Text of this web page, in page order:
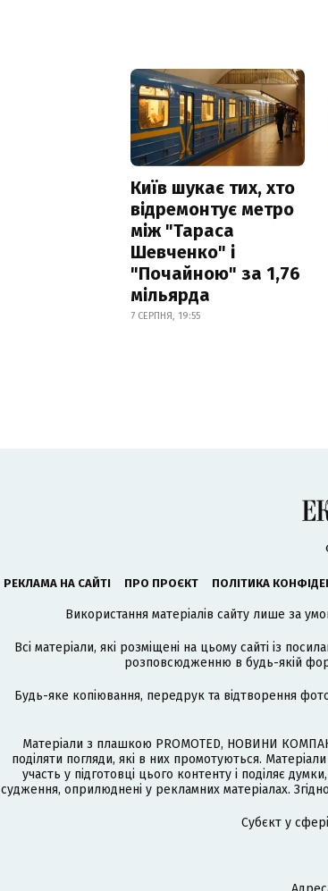
Київ шукає тих, хто
відремонтує метро
між "Тараса
Шевченко" і
"Почайною" за 1,76
мільярда
7 СЕРПНЯ, 19:55
РЕКЛАМА НА САЙТІ ПРО ПРОЄКТ ПОЛІТИКА
Використання матеріалів сайту лише за
Всі матеріали, які розміщені на цьому сайті із
розповсюдженню в будь-якій
Будь-яке копіювання, передрук та відтворення
Матеріали з плашкою PROMOTED, НОВИНИ
поділяти погляди, які в них промотуються.
участь у підготовці цього контенту і поділяє
судження, оприлюднені у рекламних матеріалах.
Cубєкт у